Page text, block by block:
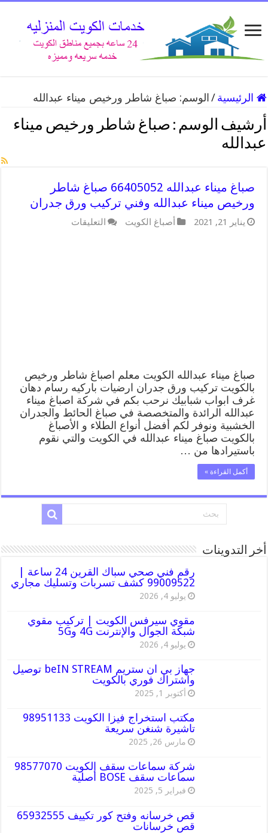
الرئيسية / الوسم: صباغ شاطر ورخيص ميناء عبدالله
أرشيف الوسم : صباغ شاطر ورخيص ميناء
عبدالله
صباغ ميناء عبدالله 66405052 صباغ شاطر
ورخيص ميناء عبدالله وفني تركيب ورق جدران
يناير 21, 2021 أصباغ الكويت التعليقات
مغلقة
صباغ ميناء عبدالله الكويت معلم اصباغ شاطر ورخيص
بالكويت تركيب ورق جدران ارضيات باركيه رسام دهان
غرف ابواب شبابيك نرحب بكم في شركة اصباغ ميناء
عبدالله الرائدة والمتخصصة في صباغ الحائط والجدران
الخشبية ونوفر لكم أفضل أنواع الطلاء و الأصباغ
بالكويت صباغ ميناء عبدالله في الكويت والتي نقوم
باستيرادها من …
أكمل القراءة »
أخر التدوينات
رقم فني صحي سباك القرين 24 ساعة |
99009522 كشف تسربات وتسليك مجاري
يوليو 4, 2026
مقوي سيرفس الكويت | تركيب مقوي
شبكة الجوال والإنترنت 4G و5G
يوليو 4, 2026
جهاز بي ان ستريم beIN STREAM توصيل
واشتراك فوري بالكويت
أكتوبر 1, 2025
مكتب استخراج فيزا الكويت 98951133
تاشيرة شنغن سريعة
مارس 26, 2025
شركة سماعات سقف الكويت 98577070
سماعات سقف BOSE أصلية
فبراير 5, 2025
قص خرسانه وفتح كور تكييف 65932555
قص خرسانات